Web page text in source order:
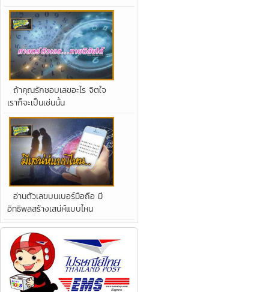
ถ้าคุณรักชอบเลขอะไร จิตใจ
เราก็จะเป็นเช่นนั้น
อ่านตัวเลขบนเบอร์มือถือ มี
อิทธิพลสร้างเสน่ห์แบบไหน